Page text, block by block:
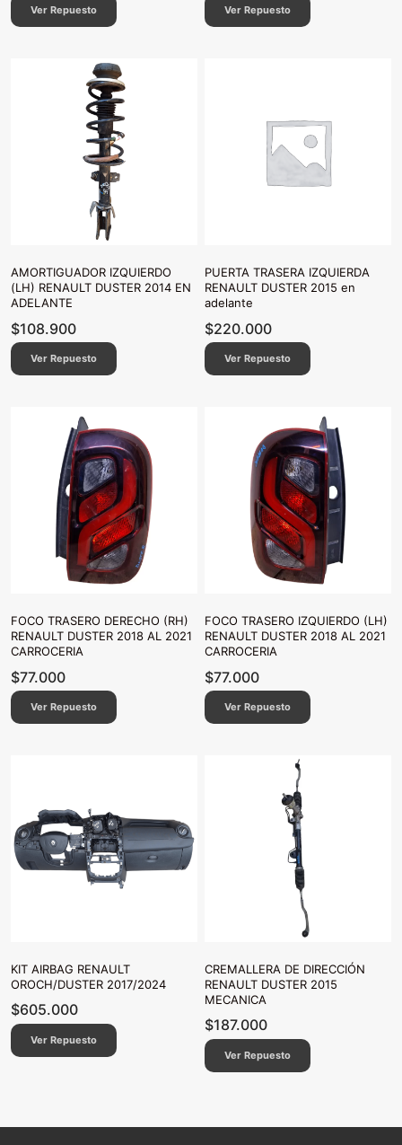
Ver Repuesto Ver Repuesto
AMORTIGUADOR IZQUIERDO
(LH) RENAULT DUSTER 2014 EN
ADELANTE
$108.900
Ver Repuesto
PUERTA TRASERA IZQUIERDA
RENAULT DUSTER 2015 en
adelante
$220.000
Ver Repuesto
FOCO TRASERO DERECHO (RH)
RENAULT DUSTER 2018 AL 2021
CARROCERIA
$77.000
Ver Repuesto
FOCO TRASERO IZQUIERDO (LH)
RENAULT DUSTER 2018 AL 2021
CARROCERIA
$77.000
Ver Repuesto
KIT AIRBAG RENAULT
OROCH/DUSTER 2017/2024
$605.000
Ver Repuesto
CREMALLERA DE DIRECCIÓN
RENAULT DUSTER 2015
MECANICA
$187.000
Ver Repuesto